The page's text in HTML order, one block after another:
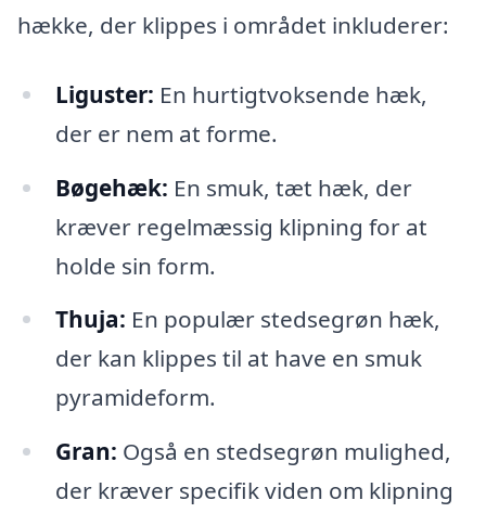
hække, der klippes i området inkluderer:
Liguster: En hurtigtvoksende hæk,
der er nem at forme.
Bøgehæk: En smuk, tæt hæk, der
kræver regelmæssig klipning for at
holde sin form.
Thuja: En populær stedsegrøn hæk,
der kan klippes til at have en smuk
pyramideform.
Gran: Også en stedsegrøn mulighed,
der kræver specifik viden om klipning